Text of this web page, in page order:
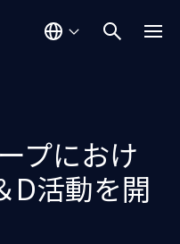
プにおけ
D活動を開